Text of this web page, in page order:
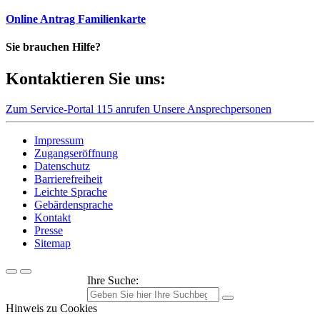
Online Antrag Familienkarte
Sie brauchen Hilfe?
Kontaktieren Sie uns:
Zum Service-Portal 115 anrufen Unsere Ansprechpersonen
Impressum
Zugangseröffnung
Datenschutz
Barrierefreiheit
Leichte Sprache
Gebärdensprache
Kontakt
Presse
Sitemap
Ihre Suche:
Hinweis zu Cookies